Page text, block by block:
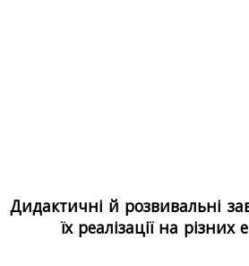
Дидактичні й розвивальні
їх реалізації на різних